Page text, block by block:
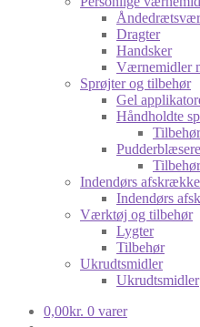
Dragter
Handsker
Værnemidler
Sprøjter og tilbehør
Gel
Håndholdte
Tilbehør
Pudderblæsere
Tilbehør
Indendørs
Indendørs
Værktøj og tilbehør
Lygter
Tilbehør
Ukrudtsmidler
Ukrudtsmidler
0,00kr. 0 varer